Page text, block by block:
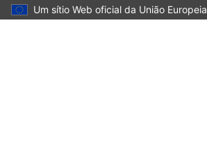
Um sítio Web oficial da União Europeia